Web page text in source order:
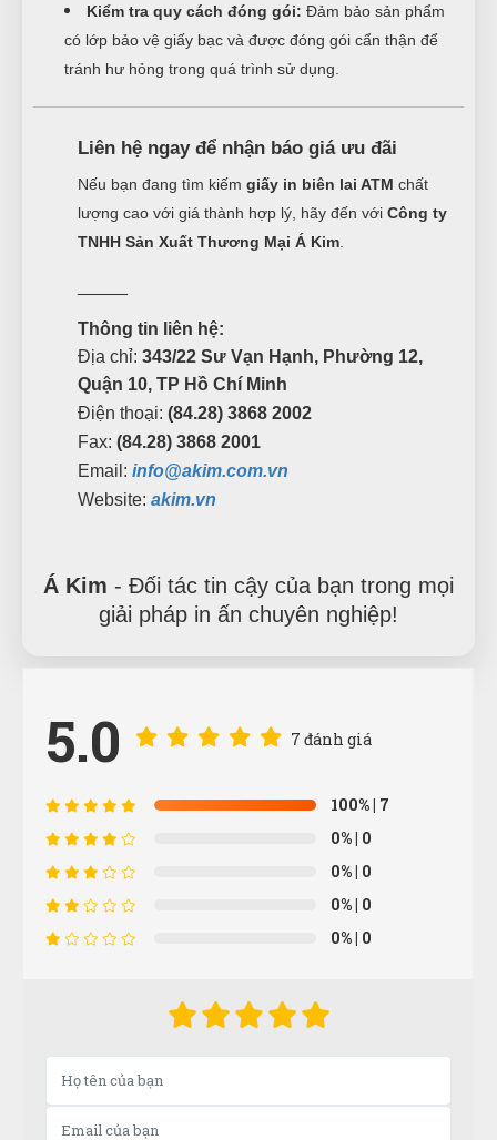
Kiểm tra quy cách đóng gói: Đảm bảo sản phẩm
có lớp bảo vệ giấy bạc và được đóng gói cẩn thận để
tránh hư hỏng trong quá trình sử dụng.
Liên hệ ngay để nhận báo giá ưu đãi
Nếu bạn đang tìm kiếm giấy in biên lai ATM chất
lượng cao với giá thành hợp lý, hãy đến với Công ty
TNHH Sản Xuất Thương Mại Á Kim
Thông tin liên hệ:
Địa chỉ: 343/22 Sư Vạn Hạnh, Phường 12,
Quận 10, TP Hồ Chí Minh
Điện thoại: (84.28) 3868 2002
Fax: (84.28) 3868 2001
Email: info@akim.com.vn
Website: akim.vn
Á Kim - Đối tác tin cậy của bạn trong mọi
giải pháp in ấn chuyên nghiệp!
5.0 7 đánh giá
100%| 7
0%| 0
0%| 0
0%| 0
0%| 0
VT
(Đánh giá 1 năm trước)
Chất lượng tốt đóng gói hàng kĩ giao nhanh tầm 2-3
Sản phẩm dùng được, phù hợp với giá tiền.